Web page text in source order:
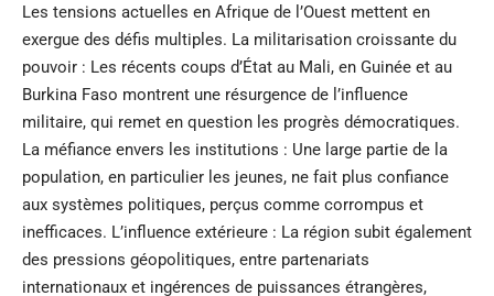
Les tensions actuelles en Afrique de l’Ouest mettent en
exergue des défis multiples. La militarisation croissante du
pouvoir : Les récents coups d’État au Mali, en Guinée et au
Burkina Faso montrent une résurgence de l’influence
militaire, qui remet en question les progrès démocratiques.
La méfiance envers les institutions : Une large partie de la
population, en particulier les jeunes, ne fait plus confiance
aux systèmes politiques, perçus comme corrompus et
inefficaces. L’influence extérieure : La région subit également
des pressions géopolitiques, entre partenariats
internationaux et ingérences de puissances étrangères,